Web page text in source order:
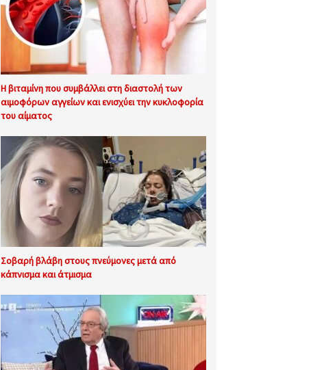
Η βιταμίνη που συμβάλλει στη διαστολή των
αιμοφόρων αγγείων και ενισχύει την κυκλοφορία
του αίματος
Σοβαρή βλάβη στους πνεύμονες μετά από
κάπνισμα και άτμισμα